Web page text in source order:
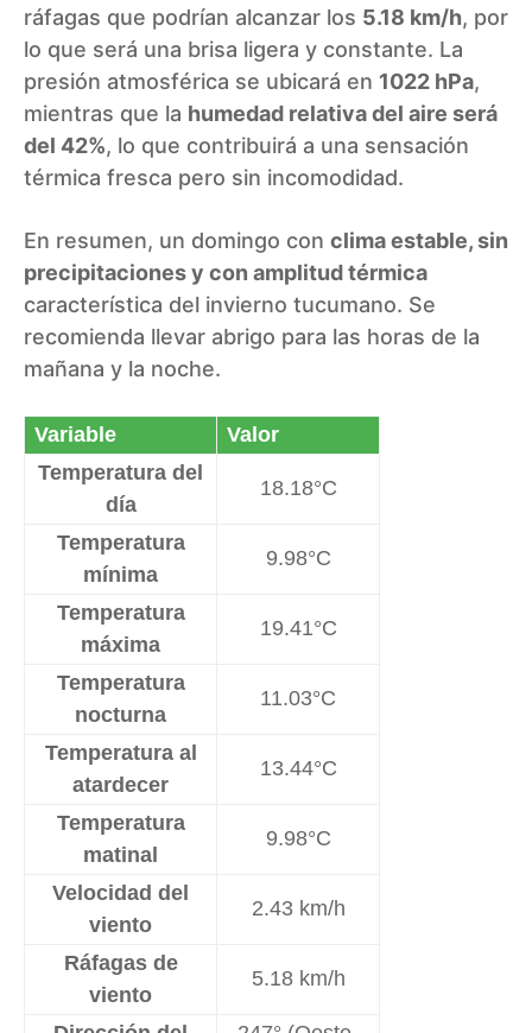
ráfagas que podrían alcanzar los 5.18 km/h, por
lo que será una brisa ligera y constante. La
presión atmosférica se ubicará en 1022 hPa,
mientras que la humedad relativa del aire será
del 42%, lo que contribuirá a una sensación
térmica fresca pero sin incomodidad.
En resumen, un domingo con clima estable, sin
precipitaciones y con amplitud térmica
característica del invierno tucumano. Se
recomienda llevar abrigo para las horas de la
mañana y la noche.
Variable
Valor
Temperatura del
día
18.18°C
Temperatura
mínima
9.98°C
Temperatura
máxima
19.41°C
Temperatura
nocturna
11.03°C
Temperatura al
atardecer
13.44°C
Temperatura
matinal
9.98°C
Velocidad del
viento
2.43 km/h
Ráfagas de
viento
5.18 km/h